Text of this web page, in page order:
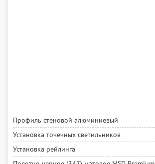
Профиль стеновой алюминиевый
Установка точечных светильников
Установка рейлинга